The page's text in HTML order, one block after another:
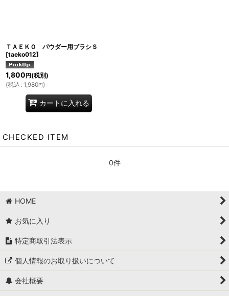
ＴＡＥＫＯ パウダー用ブラシＳ
[taeko012]
1,800 円 (税別)
(税込 : 1,980円)
カートに入れる
CHECKED ITEM
0件
HOME
お気に入り
特定商取引法表示
個人情報のお取り扱いについて
会社概要